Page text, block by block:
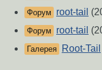
Форум root-tail
Форум root-tail
Галерея Root-Tail